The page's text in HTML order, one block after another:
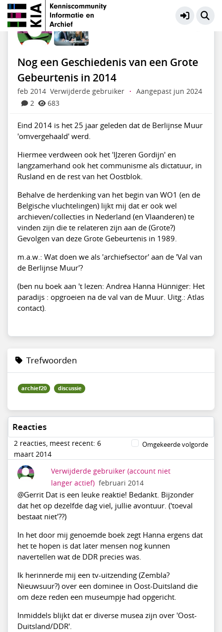
KIA Community Meer
Nog een Geschiedenis van een Grote
Gebeurtenis in 2014
feb 2014 Verwijderde gebruiker ·
Aangepast jun 2024
2
683
Eind 2014 is het 25 jaar geleden dat de Berlijnse Muur
'omvergehaald' werd.
Hiermee verdween ook het 'IJzeren Gordijn' en
langzamerhand ook het communisme als dictatuur, in
Rusland en de rest van het Oostblok.
Behalve de herdenking van het begin van WO1 (en de
Belgische vluchtelingen) lijkt mij dat er ook wel
archieven/collecties in Nederland (en Vlaanderen) te
vinden zijn die te relateren zijn aan de (Grote?)
Gevolgen van deze Grote Gebeurtenis in 1989.
m.a.w.: Wat doen we als 'archiefsector' aan de 'Val van
de Berlijnse Muur'?
(ben nu boek aan 't lezen: Andrea Hanna Hünniger: Het
paradijs : opgroeien na de val van de Muur. Uitg.: Atlas
contact).
Trefwoorden
archief20 discussie
Reacties
2 reacties, meest recent: 6
maart 2014
Omgekeerde volgorde
Verwijderde gebruiker (account niet
langer actief) februari 2014
@Gerrit Dat is een leuke reaktie! Bedankt. Bijzonder
dat het op dezelfde dag viel, jullie avontuur. ('toeval
bestaat niet'??)
In het door mij genoemde boek zegt Hanna ergens dat
het te hopen is dat later mensen nog kunnen
navertellen wat de DDR precies was.
Ik herinnerde mij een tv-uitzending (Zembla?
Nieuwsuur?) over een dominee in Oost-Duitsland die
om deze reden een museumpje had opgericht.
Inmiddels blijkt dat er diverse musea zijn over 'Oost-
Duitsland/DDR'.